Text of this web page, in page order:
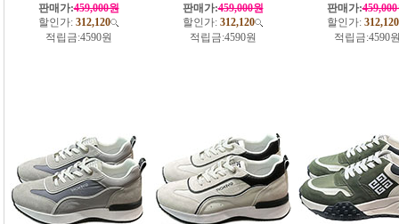
판매가:459,000원
할인가: 312,120
적립금:4590원
판매가:459,000원
할인가: 312,120
적립금:4590원
판매가:
할인가: 312,120
적립금:4590